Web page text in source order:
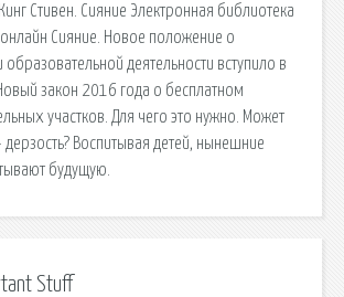
Стивен. Сияние Электронная библиотека
Сияние. Новое положение о
деятельности вступило в
закон 2016 года о бесплатном
участков. Для чего это нужно. Может
дерзость? Воспитывая детей, нынешние
будущую.
Stuff